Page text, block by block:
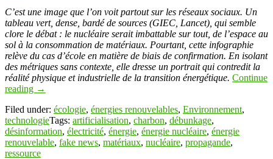
Link
Partager
C’est une image que l’on voit partout sur les réseaux sociaux. Un
tableau vert, dense, bardé de sources (GIEC, Lancet), qui semble
clore le débat : le nucléaire serait imbattable sur tout, de l’espace au
sol à la consommation de matériaux. Pourtant, cette infographie
relève du cas d’école en matière de biais de confirmation. En isolant
des métriques sans contexte, elle dresse un portrait qui contredit la
réalité physique et industrielle de la transition énergétique. Continue
reading →
Filed under: écologie, énergies renouvelables, Environnement,
technologieTags: artificialisation, charbon, débunkage,
désinformation, électricité, énergie, énergie nucléaire, énergie
renouvelable, fake news, matériaux, nucléaire, propagande,
ressource